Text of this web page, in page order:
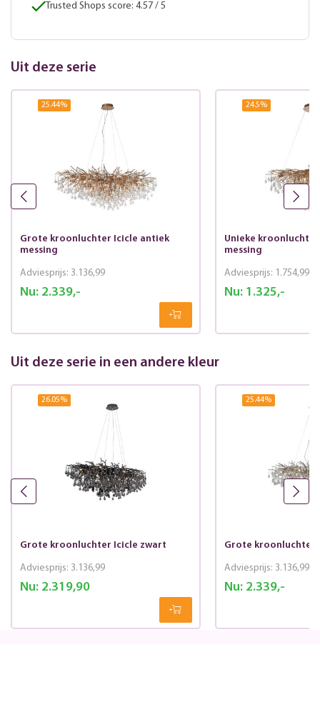
Trusted Shops score: 4.57 / 5
Uit deze serie
25.44%
Grote kroonluchter Icicle antiek
messing
Nu:2.339,-
Adviesprijs: 3.136,99
24.5%
Unieke
messing
Nu:1.325,-
Adviesprijs: 1.754,99
Uit deze serie in een andere kleur
26.05%
Grote kroonluchter Icicle zwart
Nu:2.319,90
Adviesprijs: 3.136,99
25.44%
Grote kroonluchter
Nu:2.339,-
Adviesprijs: 3.136,99